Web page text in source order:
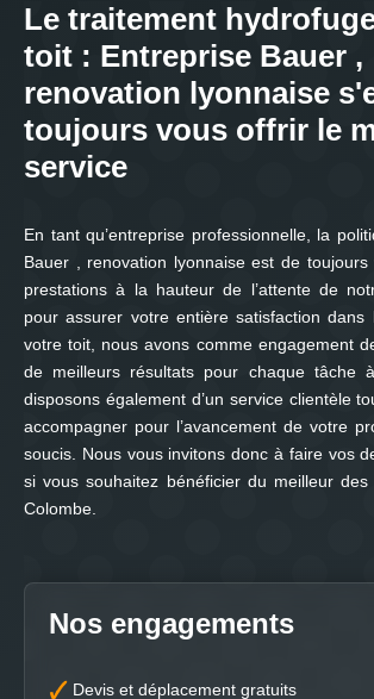
Le traitement
toit : Entreprise Bauer ,
renovation lyonnaise
toujours vous offrir le
service
En tant qu’entreprise professionnelle, la
Bauer , renovation lyonnaise est de
prestations à la hauteur de l’attente de
pour assurer votre entière satisfaction dans
votre toit, nous avons comme engagement
de meilleurs résultats pour chaque tâche
disposons également d’un service clientèle
accompagner pour l’avancement de votre
soucis. Nous vous invitons donc à faire vos
si vous souhaitez bénéficier du meilleur
Colombe.
Nos engagements
Devis et déplacement gratuits